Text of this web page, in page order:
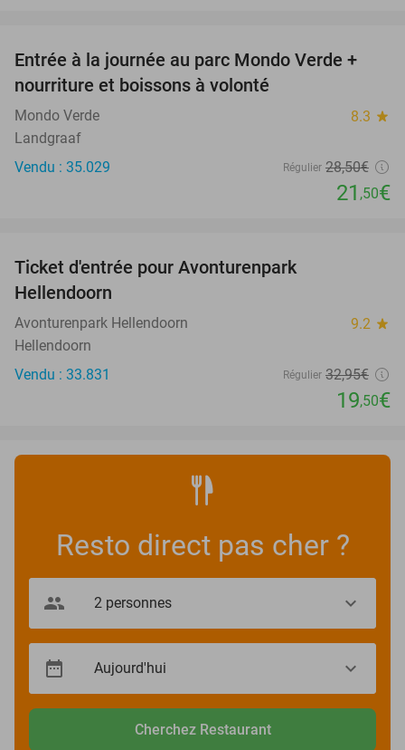
25%
Entrée à la journée au parc Mondo Verde +
nourriture et boissons à volonté
Mondo Verde 8.3 star
Landgraaf
Vendu : 35.029
Régulier 28,50€
21 ,50€
Ticket d'entrée pour Avonturenpark
Hellendoorn
Avonturenpark Hellendoorn 9.2 star
Hellendoorn
Vendu : 33.831
Régulier 32,95€
19,50€
Resto direct pas cher ?
Cherchez Restaurant